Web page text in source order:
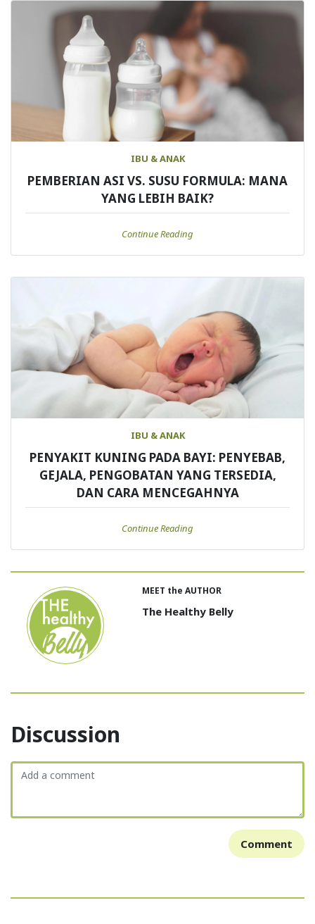
IBU & ANAK
PEMBERIAN ASI VS. SUSU FORMULA: MANA
YANG LEBIH BAIK?
Continue Reading
IBU & ANAK
PENYAKIT KUNING PADA BAYI: PENYEBAB,
GEJALA, PENGOBATAN YANG TERSEDIA,
DAN CARA MENCEGAHNYA
Continue Reading
MEET the AUTHOR
The Healthy Belly
Discussion
Comment